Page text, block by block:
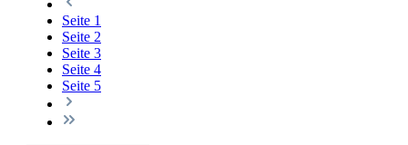
Seite 1
Seite 2
Seite 3
Seite 4
Seite 5